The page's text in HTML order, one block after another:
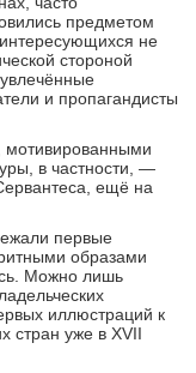
предметом
не
стороной
и пропагандисты
мотивированными
в частности, —
ещё на
первые
образами
Можно лишь
иллюстраций к
стран уже в XVII